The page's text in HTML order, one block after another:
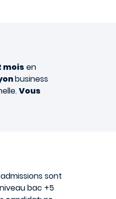
mois en
business
Vous
sont
bac +5